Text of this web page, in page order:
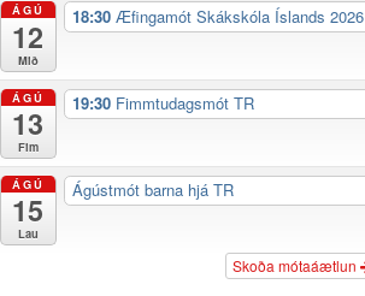
ÁGÚ
12
Mið
18:30 Æfingamót Skákskóla Íslands 2026
ÁGÚ
13
Fim
19:30 Fimmtudagsmót TR
ÁGÚ
15
Lau
Ágústmót barna hjá TR
Skoða mótaáætlun